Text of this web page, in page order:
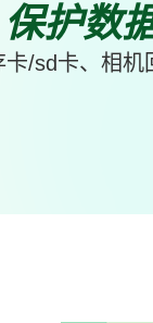
护数
/sd卡、相